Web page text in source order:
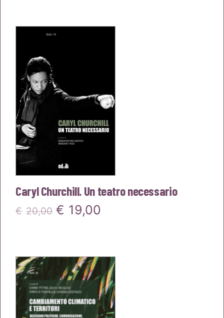
era:
Caryl Churchill. Un teatro necessario
€ 20,00 Il
era:
€20,00.
€ 19,00
è:
€19,00.